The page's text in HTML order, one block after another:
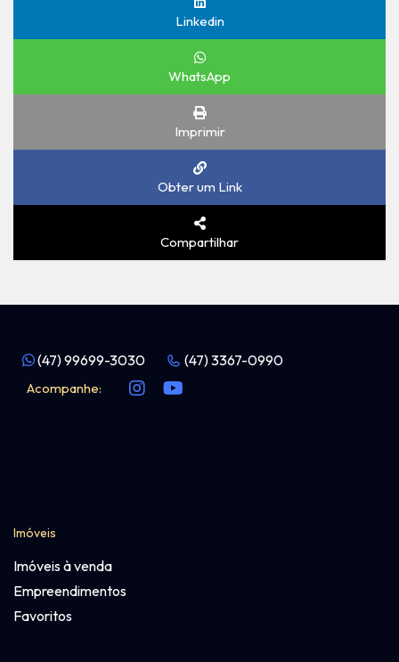
Linkedin
WhatsApp
Imprimir
Obter um Link
Compartilhar
(47) 99699-3030 (47) 3367-0990
Acompanhe:
Imóveis
Imóveis à venda
Empreendimentos
Favoritos